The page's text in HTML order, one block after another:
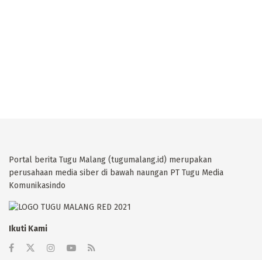
Portal berita Tugu Malang (tugumalang.id) merupakan
perusahaan media siber di bawah naungan PT Tugu Media
Komunikasindo
Ikuti Kami